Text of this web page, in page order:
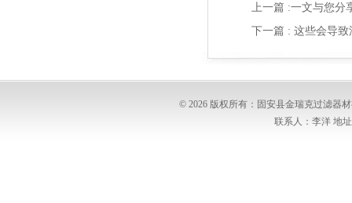
上一篇 :一文与您分
下一篇 : 这些会导致
© 2026 版权所有：固安县金瑞克过滤器
联系人：李洋 地